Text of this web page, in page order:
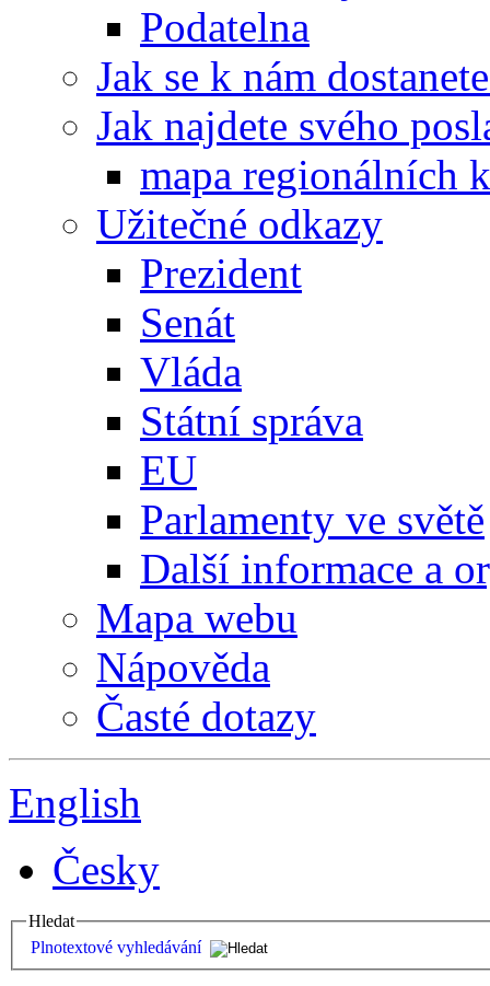
Podatelna
Jak se k nám
Jak najdete svého
mapa regionálních
Užitečné odkazy
Prezident
Senát
Vláda
Státní správa
EU
Parlamenty ve světě
Další informace a
Mapa webu
Nápověda
Časté dotazy
English
Česky
Hledat
Plnotextové vyhledávání